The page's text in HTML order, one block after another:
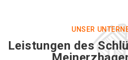
UNSER
Leistungen des